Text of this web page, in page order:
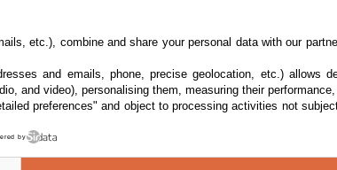
etc.), combine and share your personal data with our
and emails, phone, precise geolocation, etc.) allows
and video), personalising them, measuring their
preferences" and object to processing activities not
by